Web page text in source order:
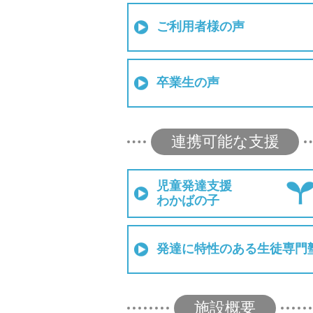
ご利用者様の声
卒業生の声
連携可能な支援
児童発達支援
わかばの子
発達に特性のある生徒専門
施設概要